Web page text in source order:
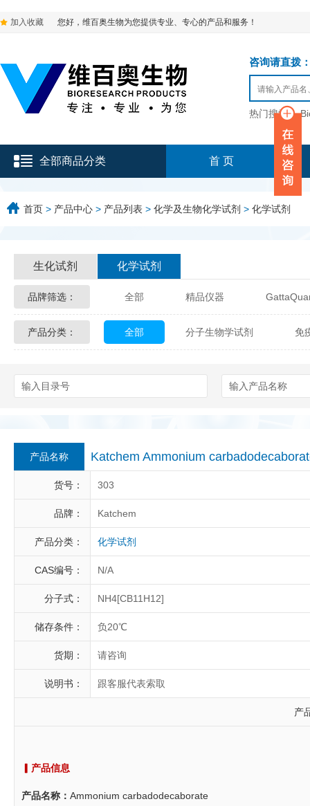
加入收藏 您好，维百奥生物为您提供专业、专心的产品和服务！
咨询请直拨
热门搜索：
全部商品分类 首 页
首页 > 产品中心 > 产品列表 > 化学及生物化学试剂 > 化学试剂
生化试剂 化学试剂
品牌筛选： 全部 精品仪器
Glycon Biochem Sterlitech
Berry & Associates
LGC Maine Standards
Abbexa AbD Serotec
产品分类： 全部 分子生物学试剂 免
产品名称 Katchem Ammonium
货号： 303
品牌： Katchem
产品分类： 化学试剂
CAS编号： N/A
分子式： NH4[CB11H12]
储存条件： 负20℃
货期： 请咨询
说明书： 跟客服代表索取
产
▎产品信息
产品名称： Ammonium carbadodecaborate